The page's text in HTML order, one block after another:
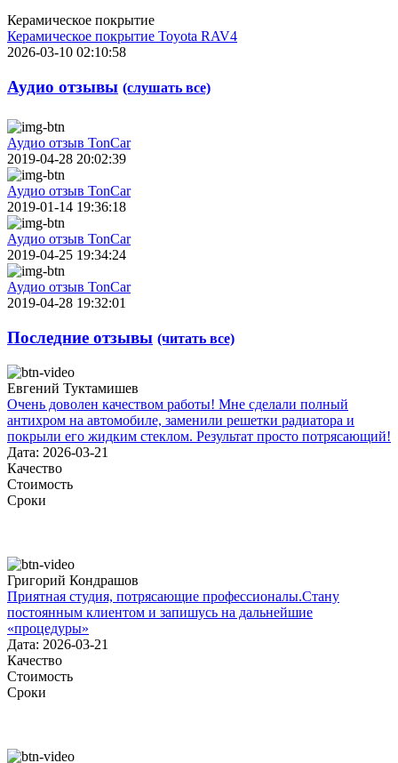
Керамическое покрытие
Керамическое покрытие Toyota RAV4
2026-03-10 02:10:58
Аудио отзывы (слушать все)
Аудио отзыв TonCar
2019-04-28 20:02:39
Аудио отзыв TonCar
2019-01-14 19:36:18
Аудио отзыв TonCar
2019-04-25 19:34:24
Аудио отзыв TonCar
2019-04-28 19:32:01
Последние отзывы (читать все)
Евгений Туктамишев
Очень доволен качеством работы! Мне сделали полный
антихром на автомобиле, заменили решетки радиатора и
покрыли его жидким стеклом. Результат просто потрясающий!
Дата: 2026-03-21
Качество
Стоимость
Сроки
Григорий Кондрашов
Приятная студия, потрясающие профессионалы.Стану
постоянным клиентом и запишусь на дальнейшие
«процедуры»
Дата: 2026-03-21
Качество
Стоимость
Сроки